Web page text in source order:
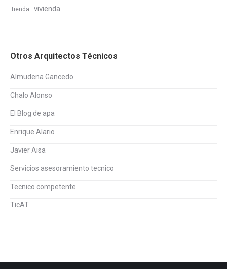
tienda vivienda
Otros Arquitectos Técnicos
Almudena Gancedo
Chalo Alonso
El Blog de apa
Enrique Alario
Javier Aisa
Servicios asesoramiento tecnico
Tecnico competente
TicAT